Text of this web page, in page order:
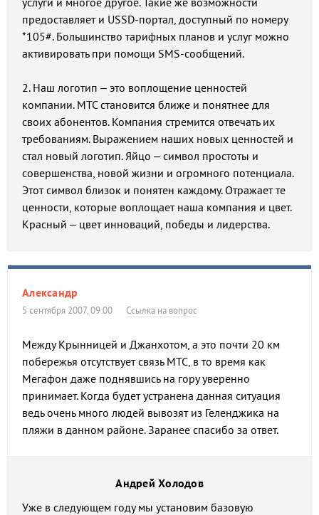
предоставляет и USSD-портал, доступный по номеру
*105#. Большинство тарифных планов и услуг можно
активировать при помощи SMS-сообщений.
2. Наш логотип – это воплощение ценностей
компании. МТС становится ближе и понятнее для
своих абонентов. Компания стремится отвечать их
требованиям. Выражением наших новых ценностей и
стал новый логотип. Яйцо – символ простоты и
совершенства, новой жизни и огромного потенциала.
Этот символ близок и понятен каждому. Отражает те
ценности, которые воплощает наша компания и цвет.
Красный – цвет инноваций, победы и лидерства.
Александр
5 сентября 2007, 09:00 Ссылка на вопрос
Между Крынницей и Джанхотом, а это почти 20 км
побережья отсутствует связь МТС, в то время как
Мегафон даже поднявшись на гору уверенно
принимает. Когда будет устранена данная ситуация
ведь очень много людей вывозят из Геленджика на
пляжи в данном районе. Заранее спасибо за ответ.
Андрей Холодов
Уже в следующем году мы установим базовую